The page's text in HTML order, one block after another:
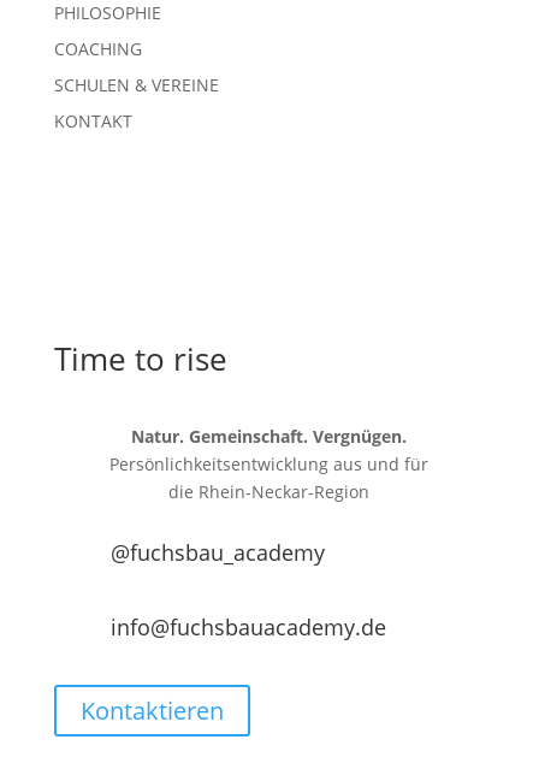
PHILOSOPHIE
COACHING
SCHULEN & VEREINE
KONTAKT
Time to rise
Natur. Gemeinschaft. Vergnügen.
Persönlichkeitsentwicklung aus und für
die Rhein-Neckar-Region
@fuchsbau_academy
info@fuchsbauacademy.de
Kontaktieren